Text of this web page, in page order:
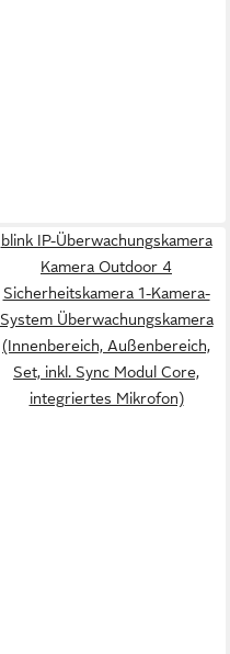
blink IP-Überwachungskamera
Kamera Outdoor 4
Sicherheitskamera 1-Kamera-
System Überwachungskamera
(Innenbereich, Außenbereich,
Set, inkl. Sync Modul Core,
integriertes Mikrofon)